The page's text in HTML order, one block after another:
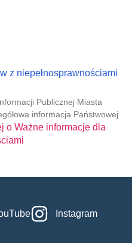
z niepełnosprawnościami
Publicznej Miasta
informacja Państwowej
o Ważne informacje dla
Instagram